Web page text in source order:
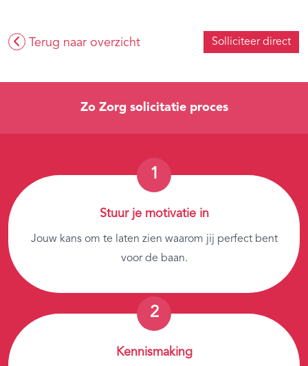
Terug naar overzicht Solliciteer direct
Zo Zorg solicitatie proces
Stuur je motivatie in
Jouw kans om te laten zien waarom jij perfect bent
voor de baan.
Kennismaking